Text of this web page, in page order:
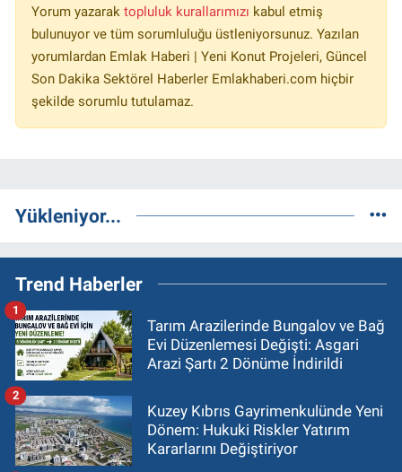
Yorum yazarak topluluk kurallarımızı kabul etmiş
bulunuyor ve tüm sorumluluğu üstleniyorsunuz. Yazılan
yorumlardan Emlak Haberi | Yeni Konut Projeleri, Güncel
Son Dakika Sektörel Haberler Emlakhaberi.com hiçbir
şekilde sorumlu tutulamaz.
Yükleniyor...
Trend Haberler
Tarım Arazilerinde Bungalov ve Bağ
Evi Düzenlemesi Değişti: Asgari
Arazi Şartı 2 Dönüme İndirildi
1
Kuzey Kıbrıs Gayrimenkulünde Yeni
Dönem: Hukuki Riskler Yatırım
Kararlarını Değiştiriyor
2